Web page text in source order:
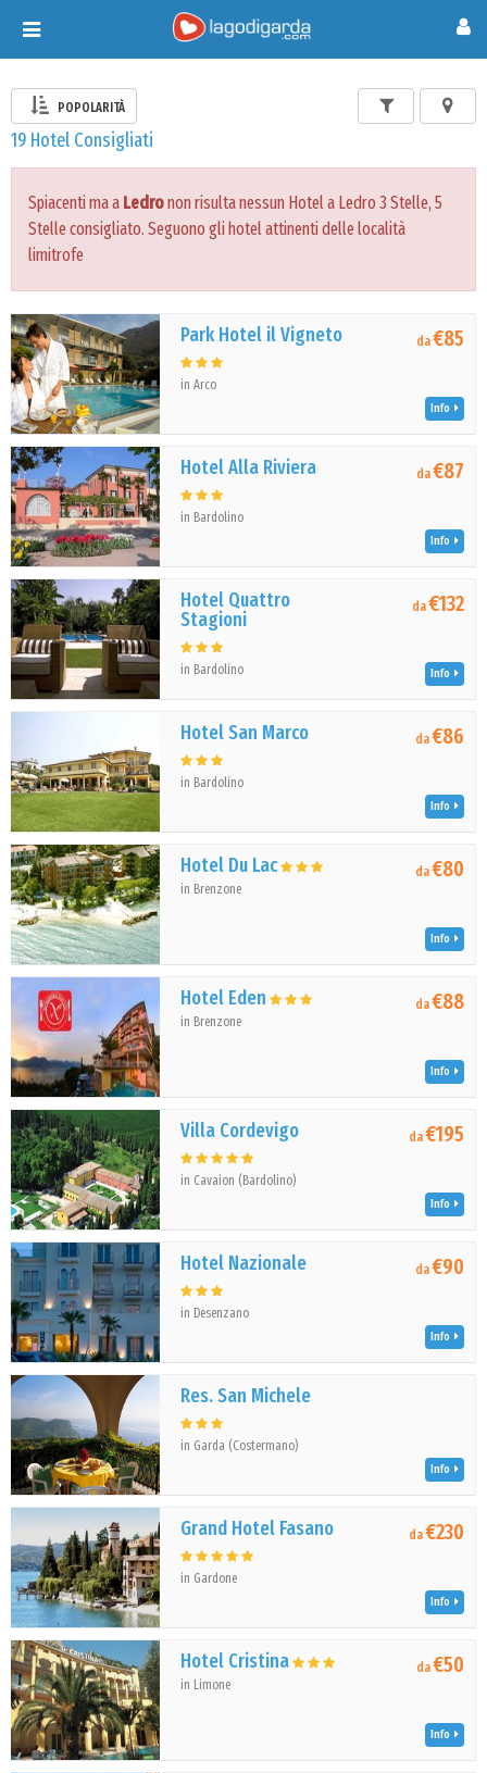
Toggle
navigation
POPOLARITÀ
19 Hotel Consigliati
Spiacenti ma a Ledronon risulta nessun Hotel a Ledro 3 Stelle, 5
Stelle consigliato. Seguono gli hotel attinenti delle località
limitrofe
Park Hotel il Vigneto
in Arco
da€85
Info
Hotel Alla Riviera
in Bardolino
da€87
Info
Hotel Quattro
Stagioni
in Bardolino
da€132
Info
Hotel San Marco
in Bardolino
da€86
Info
Hotel Du Lac
in Brenzone
da€80
Info
Hotel Eden
in Brenzone
da€88
Info
Villa Cordevigo
in Cavaion (Bardolino)
da€195
Info
Hotel Nazionale
in Desenzano
da€90
Info
Res. San Michele
in Garda (Costermano)
Info
Grand Hotel Fasano
in Gardone
da€230
Info
Hotel Cristina
in Limone
da€50
Info